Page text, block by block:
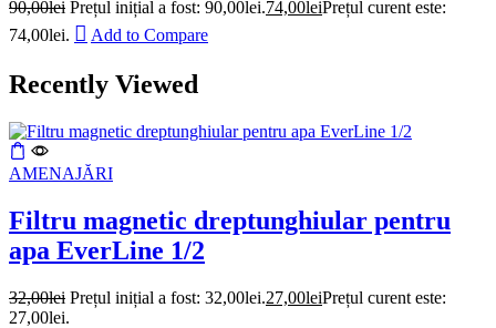
90,00lei Prețul inițial a fost: 90,00lei.74,00leiPrețul curent este:
74,00lei.
Add to Compare
Recently Viewed
AMENAJĂRI
Filtru magnetic dreptunghiular pentru
apa EverLine 1/2
32,00lei Prețul inițial a fost: 32,00lei.27,00leiPrețul curent este:
27,00lei.